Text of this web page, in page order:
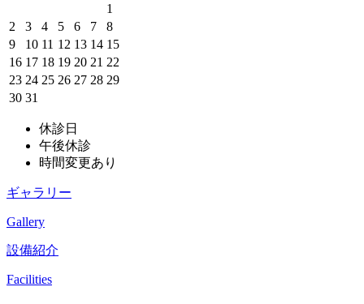
1
2
3 4 5 6 7
8
9
10 11 12 13 14 15
16 17 18 19 20 21 22
23 24 25 26 27 28 29
30 31
休診日
午後休診
時間変更あり
ギャラリー
Gallery
設備紹介
Facilities